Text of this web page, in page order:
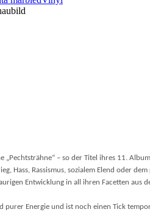
„Pechtsträhne“ – so der Titel ihres 11.
Hass, Rassismus, sozialem Elend oder
Entwicklung in all ihren Facetten aus
purer Energie und ist noch einen Tick